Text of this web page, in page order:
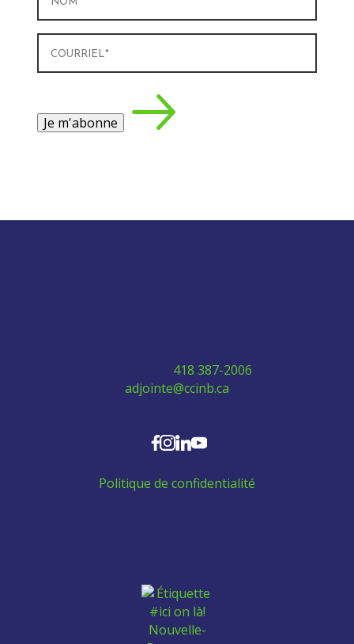
Je m'abonne
418 387-2006
adjointe@ccinb.ca
Politique de confidentialité